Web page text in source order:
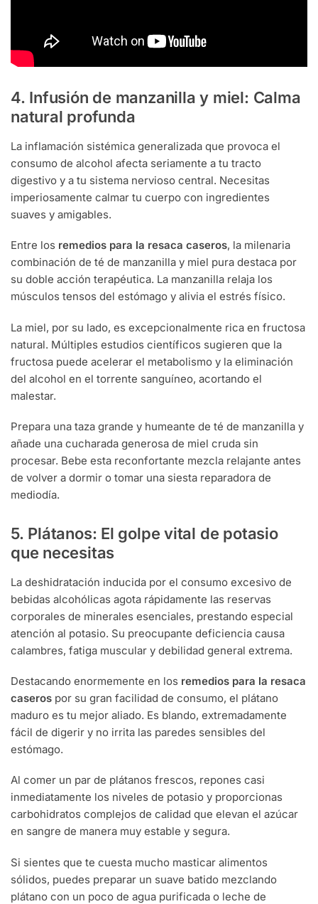
4. Infusión de manzanilla y miel: Calma
natural profunda
La inflamación sistémica generalizada que provoca el
consumo de alcohol afecta seriamente a tu tracto
digestivo y a tu sistema nervioso central. Necesitas
imperiosamente calmar tu cuerpo con ingredientes
suaves y amigables.
Entre los remedios para la resaca caseros, la milenaria
combinación de té de manzanilla y miel pura destaca por
su doble acción terapéutica. La manzanilla relaja los
músculos tensos del estómago y alivia el estrés físico.
La miel, por su lado, es excepcionalmente rica en fructosa
natural. Múltiples estudios científicos sugieren que la
fructosa puede acelerar el metabolismo y la eliminación
del alcohol en el torrente sanguíneo, acortando el
malestar.
Prepara una taza grande y humeante de té de manzanilla y
añade una cucharada generosa de miel cruda sin
procesar. Bebe esta reconfortante mezcla relajante antes
de volver a dormir o tomar una siesta reparadora de
mediodía.
5. Plátanos: El golpe vital de potasio
que necesitas
La deshidratación inducida por el consumo excesivo de
bebidas alcohólicas agota rápidamente las reservas
corporales de minerales esenciales, prestando especial
atención al potasio. Su preocupante deficiencia causa
calambres, fatiga muscular y debilidad general extrema.
Destacando enormemente en los remedios para la resaca
caseros por su gran facilidad de consumo, el plátano
maduro es tu mejor aliado. Es blando, extremadamente
fácil de digerir y no irrita las paredes sensibles del
estómago.
Al comer un par de plátanos frescos, repones casi
inmediatamente los niveles de potasio y proporcionas
carbohidratos complejos de calidad que elevan el azúcar
en sangre de manera muy estable y segura.
Si sientes que te cuesta mucho masticar alimentos
sólidos, puedes preparar un suave batido mezclando
plátano con un poco de agua purificada o leche de